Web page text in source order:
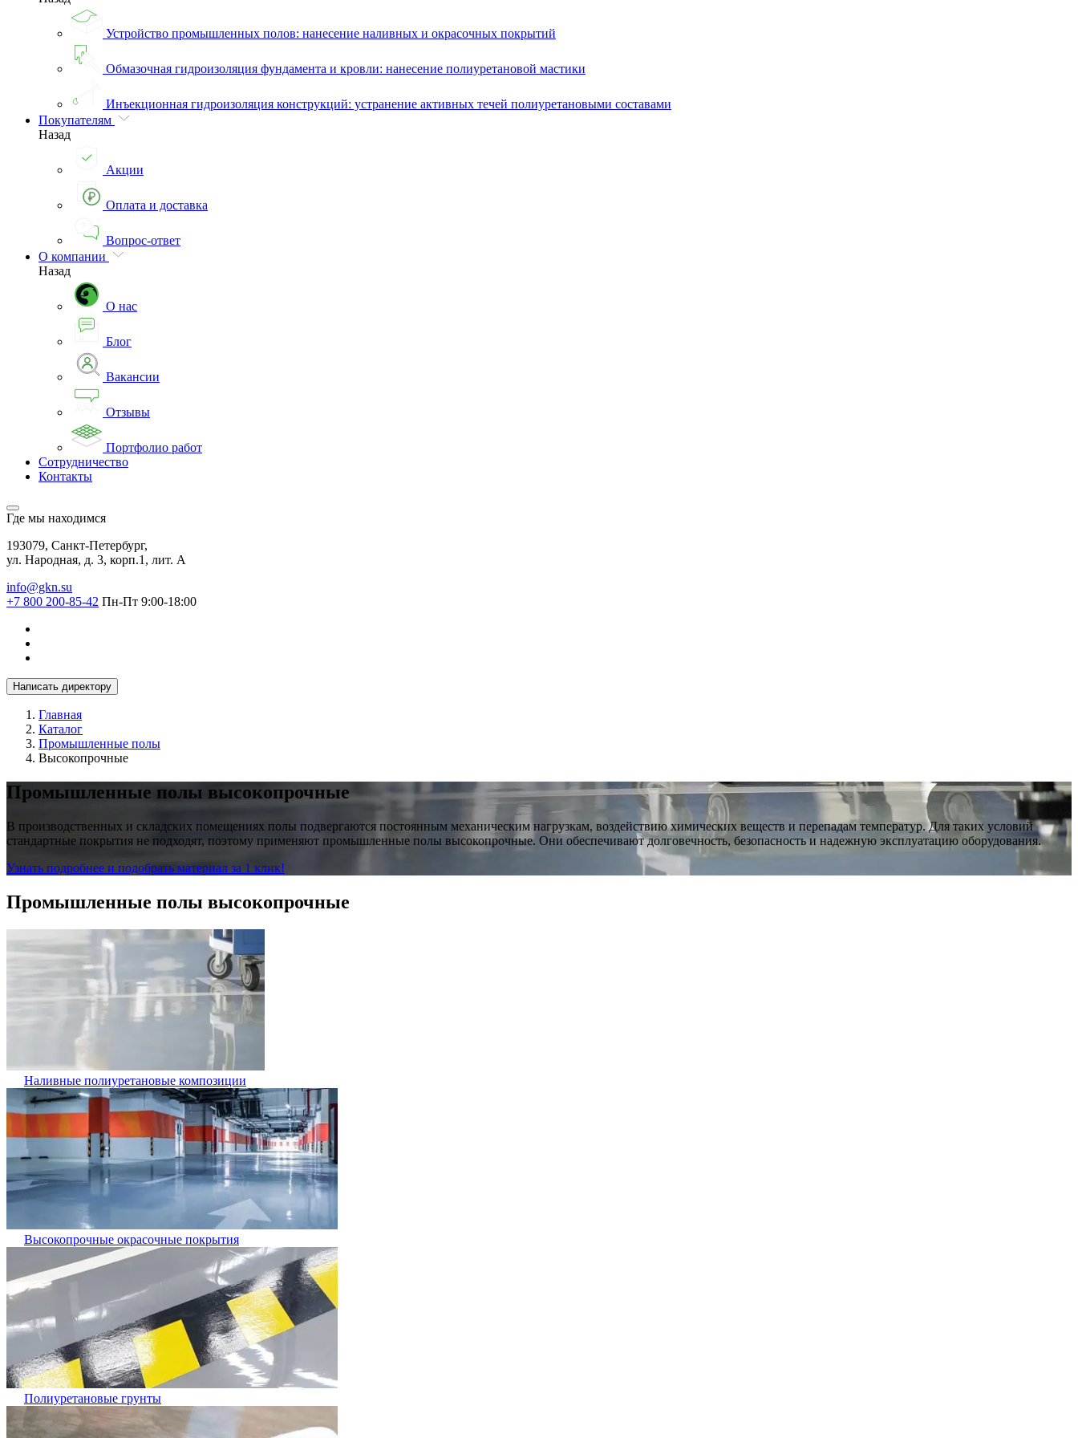
Устройство промышленных полов: нанесение наливных и окрасочных покрытий
Обмазочная гидроизоляция фундамента и кровли: нанесение полиуретановой мастики
Инъекционная гидроизоляция конструкций: устранение активных течей полиуретановыми составами
Покупателям
Назад
Акции
Оплата и доставка
Вопрос-ответ
О компании
Назад
О нас
Блог
Вакансии
Отзывы
Портфолио работ
Сотрудничество
Контакты
Где мы находимся
193079, Санкт-Петербург,
ул. Народная, д. 3, корп.1, лит. А
info@gkn.su
+7 800 200-85-42 Пн-Пт 9:00-18:00
Написать директору
Главная
Каталог
Промышленные полы
Высокопрочные
Промышленные полы высокопрочные
В производственных и складских помещениях полы подвергаются постоянным механическим нагрузкам, воздействию химических веществ и перепадам температур. Для таких условий
стандартные покрытия не подходят, поэтому применяют промышленные полы высокопрочные. Они обеспечивают долговечность, безопасность и надежную эксплуатацию оборудования.
Узнать подробнее и подобрать материал за 1 клик!
Промышленные полы высокопрочные
Наливные полиуретановые композиции
Высокопрочные окрасочные покрытия
Полиуретановые грунты